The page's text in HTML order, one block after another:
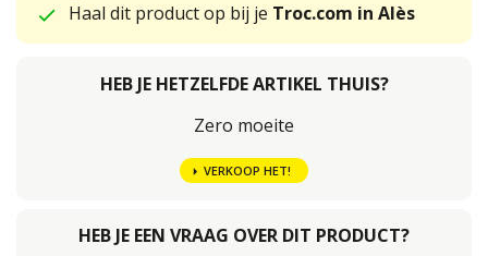
Haal dit product op bij je Troc.com in Alès
HEB JE HETZELFDE ARTIKEL THUIS?
Zero moeite
VERKOOP HET!
HEB JE EEN VRAAG OVER DIT PRODUCT?